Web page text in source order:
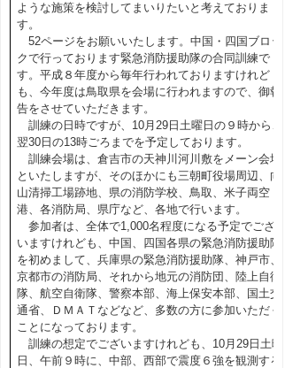
ような施策を検討してまいりたいと考えておりま
す。
52ページをお願いいたします。中国・四国ブロッ
クで行っております緊急消防援助隊の合同訓練で
す。平成８年度から毎年行われておりますけれど
も、今年度は鳥取県を会場に行われますので、御報
告をさせていただきます。
訓練の日時ですが、10月29日土曜日の９時から、
翌30日の13時ごろまでを予定しております。
訓練会場は、倉吉市の天神川河川敷をメーン会場
といたしますが、そのほかにも三朝町役場周辺、向
山清掃工場跡地、県の消防学校、鳥取、米子両空
港、各消防局、県庁など、各地で行います。
参加者は、全体で1,000名程度になる予定でござ
いますけれども、中国、四国各県の緊急消防援助隊
を初めまして、兵庫県の緊急消防援助隊、神戸市、
京都市の消防局、それから地元の消防団、陸上自衛
隊、航空自衛隊、警察本部、海上保安本部、国土交
通省、ＤＭＡＴなどなど、多数の方に参加いただく
ことになっております。
訓練の想定でございますけれども、10月29日土曜
日、午前９時に、中部、西部で震度６強を観測する